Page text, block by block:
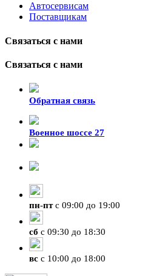
Автосервисам
Поставщикам
Связаться с нами
Связаться с нами
Обратная связь
Военное шоссе 27
пн-птс 09:00 до 19:00
сб с 09:30 до 18:30
вс с 10:00 до 18:00